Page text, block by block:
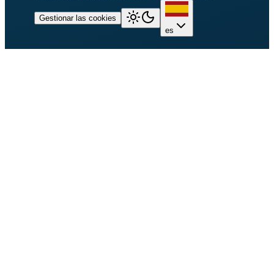
Gestionar las cookies
es